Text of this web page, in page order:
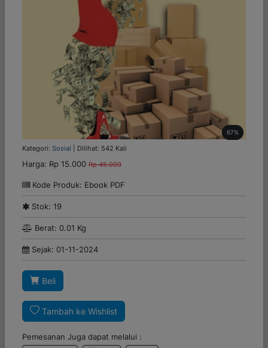
67%
Kategori: Sosial | Dilihat: 542 Kali
Harga: Rp 15.000 Rp 45.000
Kode Produk: Ebook PDF
Stok: 19
Berat: 0.01 Kg
Sejak: 01-11-2024
Beli
Tambah ke Wishlist
Pemesanan Juga dapat melalui :